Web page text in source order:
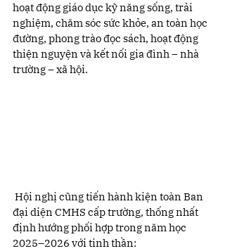
hoạt động giáo dục kỹ năng sống, trải
nghiệm, chăm sóc sức khỏe, an toàn học
đường, phong trào đọc sách, hoạt động
thiện nguyện và kết nối gia đình – nhà
trường – xã hội.
Hội nghị cũng tiến hành kiện toàn Ban
đại diện CMHS cấp trường, thống nhất
định hướng phối hợp trong năm học
2025–2026 với tinh thần: